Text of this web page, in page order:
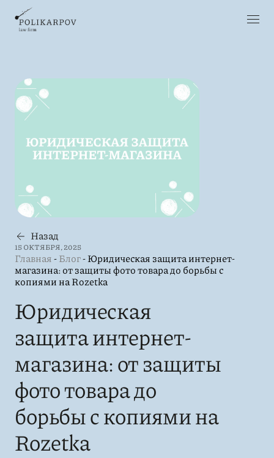
Назад
15 ОКТЯБРЯ, 2025
Главная-Блог-Юридическая защита интернет-
магазина: от защиты фото товара до борьбы с
копиями на Rozetka
Юридическая
защита интернет-
магазина: от защиты
фото товара до
борьбы с копиями на
Rozetka